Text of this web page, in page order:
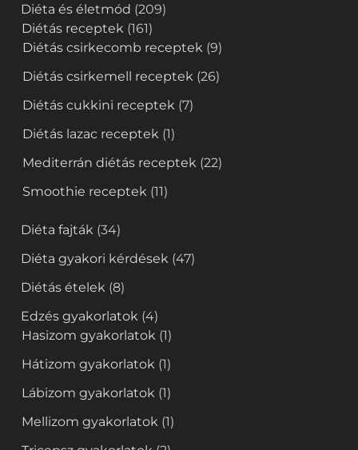
Diéta és életmód (209)
Diétás receptek (161)
Diétás csirkecomb receptek (9)
Diétás csirkemell receptek (26)
Diétás cukkini receptek (7)
Diétás lazac receptek (1)
Mediterrán diétás receptek (22)
Smoothie receptek (11)
Diéta fajták (34)
Diéta gyakori kérdések (47)
Diétás ételek (8)
Edzés gyakorlatok (4)
Hasizom gyakorlatok (1)
Hátizom gyakorlatok (1)
Lábizom gyakorlatok (1)
Mellizom gyakorlatok (1)